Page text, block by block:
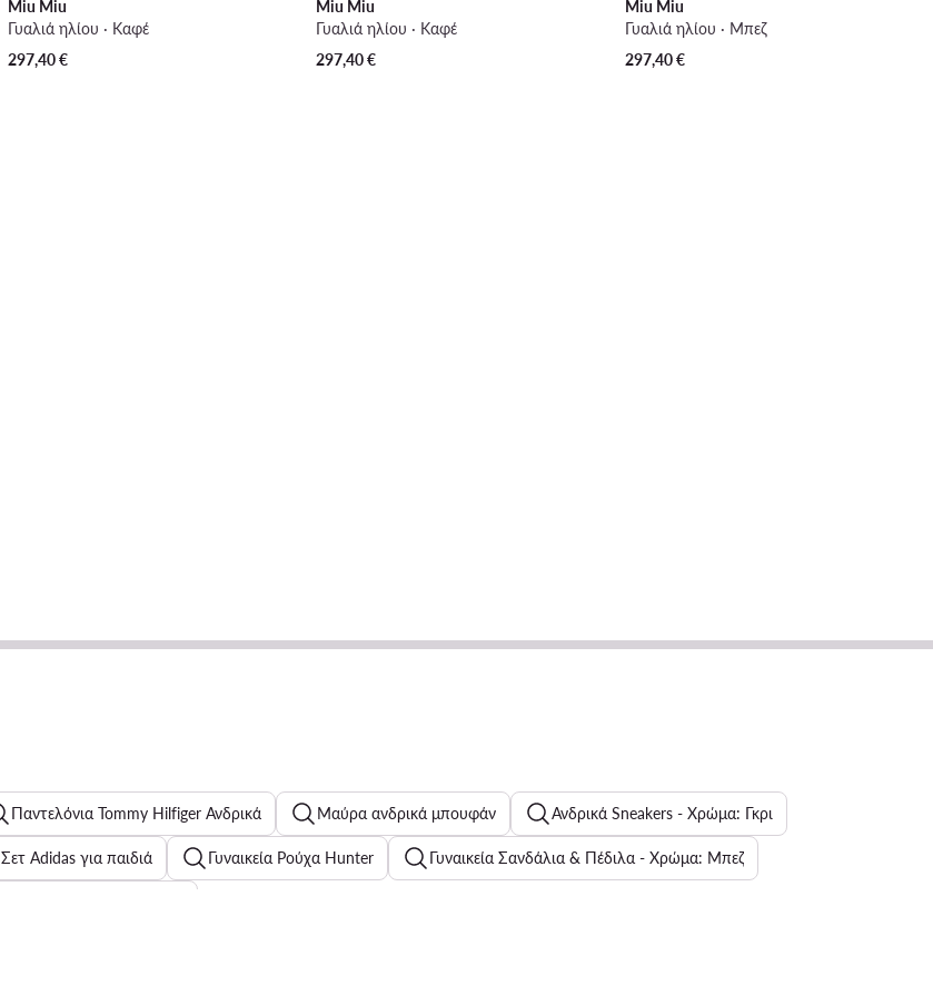
Miu Miu
Γυαλιά ηλίου · Καφέ
297,40€
Miu Miu
Γυαλιά ηλίου · Καφέ
297,40€
Miu Miu
Γυαλιά ηλίου · Μπεζ
297,40€
Παντελόνια Tommy Hilfiger Ανδρικά Μαύρα ανδρικά μπουφάν Ανδρικά Sneakers - Χρώμα: Γκρι
Σετ Adidas για παιδιά Γυναικεία Ρούχα Hunter Γυναικεία Σανδάλια & Πέδιλα - Χρώμα: Μπεζ